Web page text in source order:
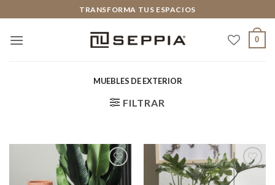
al
contenido
TRANSFORMA TUS ESPACIOS
0
MUEBLES DE EXTERIOR
FILTRAR